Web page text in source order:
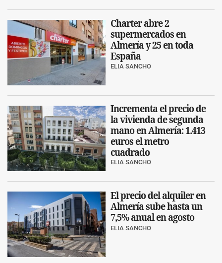
Charter abre 2
supermercados en
Almería y 25 en toda
España
ELIA SANCHO
Incrementa el precio de
la vivienda de segunda
mano en Almería: 1.413
euros el metro
cuadrado
ELIA SANCHO
El precio del alquiler en
Almería sube hasta un
7,5% anual en agosto
ELIA SANCHO